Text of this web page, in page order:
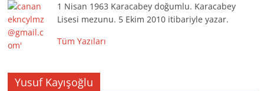
1 Nisan 1963 Karacabey doğumlu. Karacabey
Lisesi mezunu. 5 Ekim 2010 itibariyle yazar.
Tüm Yazıları
Yusuf Kayışoğlu